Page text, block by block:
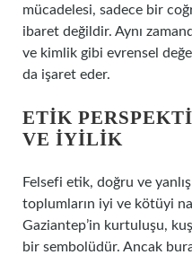
mücadelesi, sadece bir
ibaret değildir. Aynı
ve kimlik gibi evrensel
da işaret eder.
ETIK
VE İYILIK
Felsefi etik, doğru ve
toplumların iyi ve kötüyi
Gaziantep’in kurtuluşu,
bir sembolüdür. Ancak